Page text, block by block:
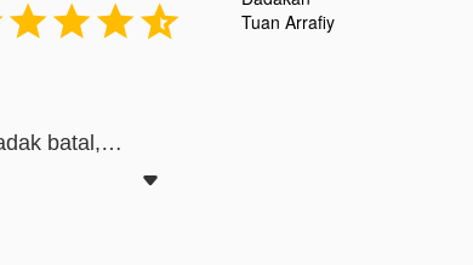

batal,
sepenuh